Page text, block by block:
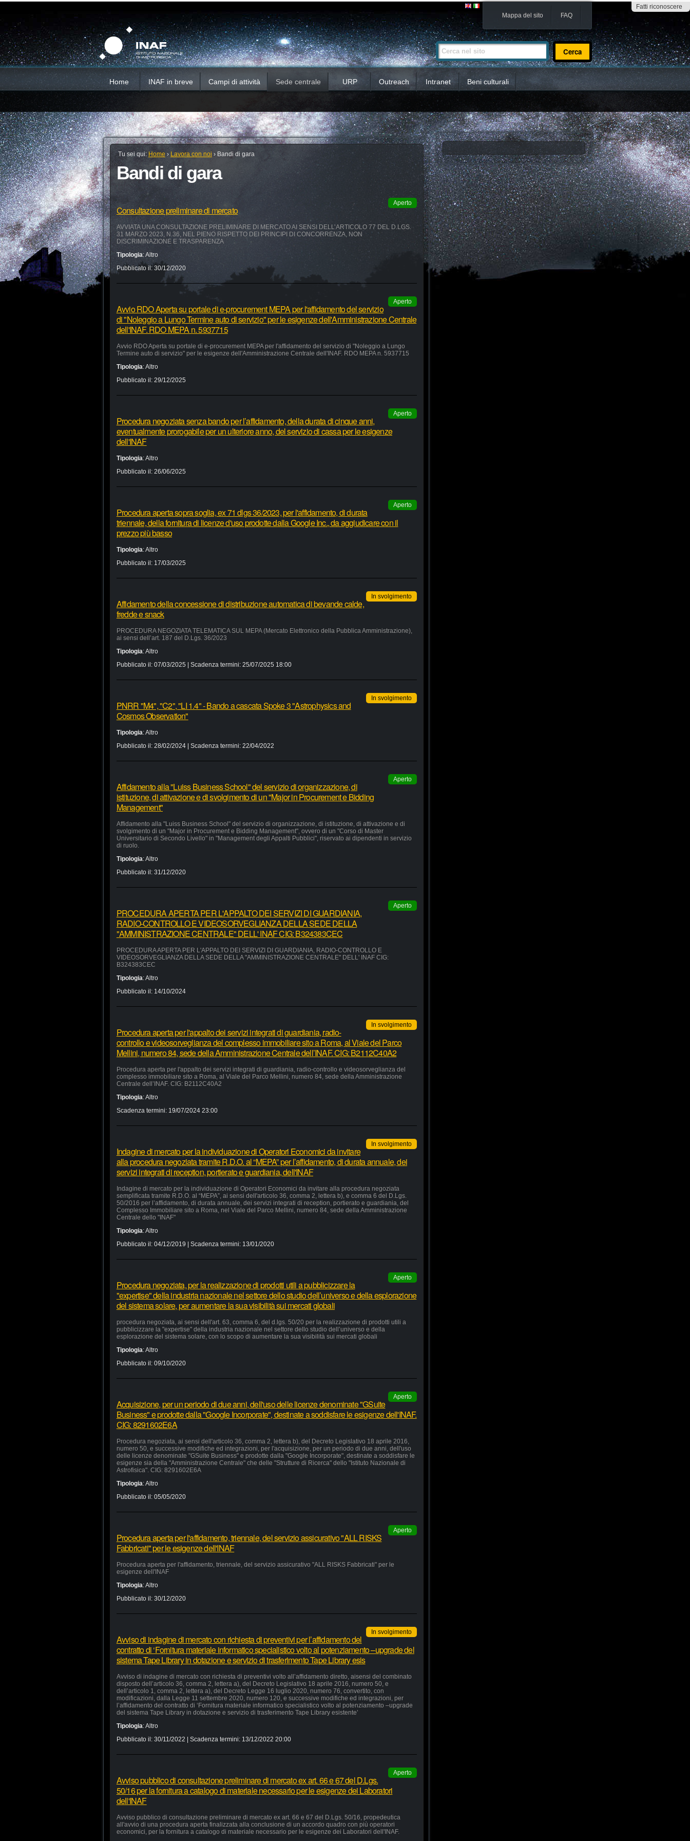
Fatti riconoscere
contenuti.
Salta
alla
navigazione
Mappa del sito FAQ
Cerca nel sito
Ricerca
avanzata…
Home INAF in breve Campi di attività Sede centrale URP Outreach Intranet Beni culturali
Tu sei qui: Home › Lavora con noi › Bandi di gara
Bandi di gara
Aperto
Consultazione preliminare di mercato
AVVIATA UNA CONSULTAZIONE PRELIMINARE DI MERCATO AI SENSI DELL’ARTICOLO 77 DEL D.LGS.
31 MARZO 2023, N.36, NEL PIENO RISPETTO DEI PRINCIPI DI CONCORRENZA, NON
DISCRIMINAZIONE E TRASPARENZA
Tipologia:Altro
Pubblicato il: 30/12/2020
Aperto
Avvio RDO Aperta su portale di e-procurement MEPA per l'affidamento del servizio
di "Noleggio a Lungo Termine auto di servizio" per le esigenze dell'Amministrazione Centrale
dell'INAF. RDO MEPA n. 5937715
Avvio RDO Aperta su portale di e-procurement MEPA per l'affidamento del servizio di "Noleggio a Lungo
Termine auto di servizio" per le esigenze dell'Amministrazione Centrale dell'INAF. RDO MEPA n. 5937715
Tipologia:Altro
Pubblicato il: 29/12/2025
Aperto
Procedura negoziata senza bando per l’affidamento, della durata di cinque anni,
eventualmente prorogabile per un ulteriore anno, del servizio di cassa per le esigenze
dell'INAF
Tipologia:Altro
Pubblicato il: 26/06/2025
Aperto
Procedura aperta sopra soglia, ex 71 dlgs 36/2023, per l'affidamento, di durata
triennale, della fornitura di licenze d'uso prodotte dalla Google Inc., da aggiudicare con il
prezzo più basso
Tipologia:Altro
Pubblicato il: 17/03/2025
In svolgimento
Affidamento della concessione di distribuzione automatica di bevande calde,
fredde e snack
PROCEDURA NEGOZIATA TELEMATICA SUL MEPA (Mercato Elettronico della Pubblica Amministrazione),
ai sensi dell’art. 187 del D.Lgs. 36/2023
Tipologia:Altro
Pubblicato il: 07/03/2025 | Scadenza termini: 25/07/2025 18:00
In svolgimento
PNRR "M4", "C2", "LI 1.4" - Bando a cascata Spoke 3 "Astrophysics and
Cosmos Observation"
Tipologia:Altro
Pubblicato il: 28/02/2024| Scadenza termini: 22/04/2022
Aperto
Affidamento alla "Luiss Business School" del servizio di organizzazione, di
istituzione, di attivazione e di svolgimento di un "Major in Procurement e Bidding
Management"
Affidamento alla "Luiss Business School" del servizio di organizzazione, di istituzione, di attivazione e di
svolgimento di un "Major in Procurement e Bidding Management", ovvero di un "Corso di Master
Universitario di Secondo Livello" in "Management degli Appalti Pubblici", riservato ai dipendenti in servizio
di ruolo.
Tipologia:Altro
Pubblicato il: 31/12/2020
Aperto
PROCEDURA APERTA PER L'APPALTO DEI SERVIZI DI GUARDIANIA,
RADIO-CONTROLLO E VIDEOSORVEGLIANZA DELLA SEDE DELLA
"AMMINISTRAZIONE CENTRALE" DELL' INAF CIG: B324383CEC
PROCEDURA APERTA PER L'APPALTO DEI SERVIZI DI GUARDIANIA, RADIO-CONTROLLO E
VIDEOSORVEGLIANZA DELLA SEDE DELLA "AMMINISTRAZIONE CENTRALE" DELL' INAF CIG:
B324383CEC
Tipologia:Altro
Pubblicato il: 14/10/2024
In svolgimento
Procedura aperta per l'appalto dei servizi integrati di guardiania, radio-
controllo e videosorveglianza del complesso immobiliare sito a Roma, al Viale del Parco
Mellini, numero 84, sede della Amministrazione Centrale dell’INAF. CIG: B2112C40A2
Procedura aperta per l'appalto dei servizi integrati di guardiania, radio-controllo e videosorveglianza del
complesso immobiliare sito a Roma, al Viale del Parco Mellini, numero 84, sede della Amministrazione
Centrale dell’INAF. CIG: B2112C40A2
Tipologia:Altro
Scadenza termini: 19/07/2024 23:00
In svolgimento
Indagine di mercato per la individuazione di Operatori Economici da invitare
alla procedura negoziata tramite R.D.O. al “MEPA” per l’affidamento, di durata annuale, dei
servizi integrati di reception, portierato e guardiania, dell'INAF
Indagine di mercato per la individuazione di Operatori Economici da invitare alla procedura negoziata
semplificata tramite R.D.O. al “MEPA”, ai sensi dell'articolo 36, comma 2, lettera b), e comma 6 del D.Lgs.
50/2016 per l’affidamento, di durata annuale, dei servizi integrati di reception, portierato e guardiania, del
Complesso Immobiliare sito a Roma, nel Viale del Parco Mellini, numero 84, sede della Amministrazione
Centrale dello "INAF"
Tipologia:Altro
Pubblicato il: 04/12/2019 | Scadenza termini: 13/01/2020
Aperto
Procedura negoziata, per la realizzazione di prodotti utili a pubblicizzare la
"expertise" della industria nazionale nel settore dello studio dell’universo e della esplorazione
del sistema solare, per aumentare la sua visibilità sui mercati globali
procedura negoziata, ai sensi dell'art. 63, comma 6, del d.lgs. 50/20 per la realizzazione di prodotti utili a
pubblicizzare la "expertise" della industria nazionale nel settore dello studio dell’universo e della
esplorazione del sistema solare, con lo scopo di aumentare la sua visibilità sui mercati globali
Tipologia:Altro
Pubblicato il: 09/10/2020
Aperto
Acquisizione, per un periodo di due anni, dell'uso delle licenze denominate "GSuite
Business" e prodotte dalla "Google Incorporate", destinate a soddisfare le esigenze dell'INAF.
CIG: 8291602E6A
Procedura negoziata, ai sensi dell'articolo 36, comma 2, lettera b), del Decreto Legislativo 18 aprile 2016,
numero 50, e successive modifiche ed integrazioni, per l'acquisizione, per un periodo di due anni, dell'uso
delle licenze denominate "GSuite Business" e prodotte dalla "Google Incorporate", destinate a soddisfare le
esigenze sia della "Amministrazione Centrale" che delle "Strutture di Ricerca" dello "Istituto Nazionale di
Astrofisica". CIG: 8291602E6A
Tipologia:Altro
Pubblicato il: 05/05/2020
Aperto
Procedura aperta per l'affidamento, triennale, del servizio assicurativo "ALL RISKS
Fabbricati" per le esigenze dell'INAF
Procedura aperta per l'affidamento, triennale, del servizio assicurativo "ALL RISKS Fabbricati" per le
esigenze dell'INAF
Tipologia:Altro
Pubblicato il: 30/12/2020
In svolgimento
Avviso di indagine di mercato con richiesta di preventivi per l’affidamento del
contratto di ‘Fornitura materiale informatico specialistico volto al potenziamento –upgrade del
sistema Tape Library in dotazione e servizio di trasferimento Tape Library esis
Avviso di indagine di mercato con richiesta di preventivi volto all’affidamento diretto, aisensi del combinato
disposto dell’articolo 36, comma 2, lettera a), del Decreto Legislativo 18 aprile 2016, numero 50, e
dell’articolo 1, comma 2, lettera a), del Decreto Legge 16 luglio 2020, numero 76, convertito, con
modificazioni, dalla Legge 11 settembre 2020, numero 120, e successive modifiche ed integrazioni, per
l’affidamento del contratto di ‘Fornitura materiale informatico specialistico volto al potenziamento –upgrade
del sistema Tape Library in dotazione e servizio di trasferimento Tape Library esistente’
Tipologia:Altro
Pubblicato il: 30/11/2022 | Scadenza termini: 13/12/2022 20:00
Aperto
Avviso pubblico di consultazione preliminare di mercato ex art. 66 e 67 del D.Lgs.
50/16 per la fornitura a catalogo di materiale necessario per le esigenze dei Laboratori
dell'INAF
Avviso pubblico di consultazione preliminare di mercato ex art. 66 e 67 del D.Lgs. 50/16, propedeutica
all'avvio di una procedura aperta finalizzata alla conclusione di un accordo quadro con più operatori
economici, per la fornitura a catalogo di materiale necessario per le esigenze dei Laboratori dell'INAF.